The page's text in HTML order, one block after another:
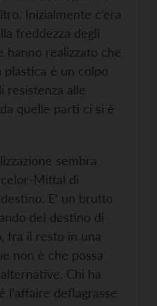
Inizialmente c’era
freddezza degli
hanno realizzato che
plastica è un colpo
resistenza alle
quelle parti ci si è
sembra
Mittal di
E’ un brutto
del destino di
fra il resto in una
non è che possa
Chi ha
l’affaire deflagrasse